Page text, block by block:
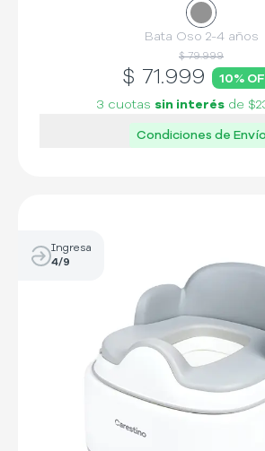
Bata Oso 2-4 años
$ 79.999
$ 71.999 10%
3 cuotas sin interés de
Condiciones de Envío
Ingresa
4/9